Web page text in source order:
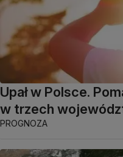
Upał w Polsce.
w trzech
PROGNOZA